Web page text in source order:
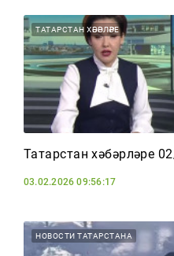
ТАТАРСТАН ХӘБӘРЛӘРЕ
Татарстан хәбәрләре
03.02.2026 09:56:17
НОВОСТИ ТАТАРСТАНА